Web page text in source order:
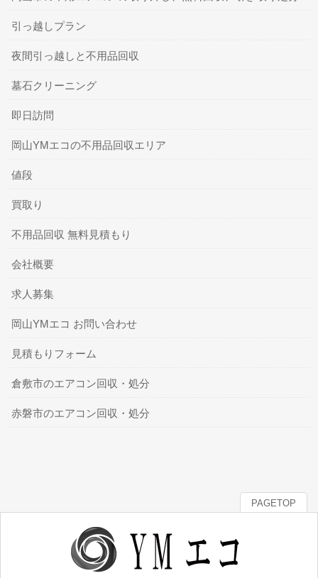
引っ越しプラン
夜間引っ越しと不用品回収
墓石クリーニング
即日訪問
岡山YMエコの不用品回収エリア
値段
買取り
不用品回収 無料見積もり
会社概要
求人募集
岡山YMエコ お問い合わせ
見積もりフォーム
倉敷市のエアコン回収・処分
赤磐市のエアコン回収・処分
PAGETOP